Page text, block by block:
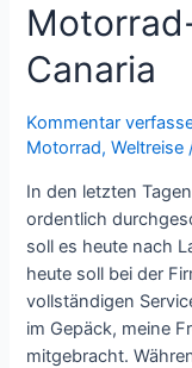
Canaria
Kommentar
Motorrad,Weltreise
In den letzten
ordentlich
soll es heute nach
heute soll bei der
vollständigen
im Gepäck, meine
mitgebracht.